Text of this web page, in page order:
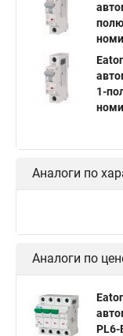
1-
Аналоги по
Аналоги по
PL6-